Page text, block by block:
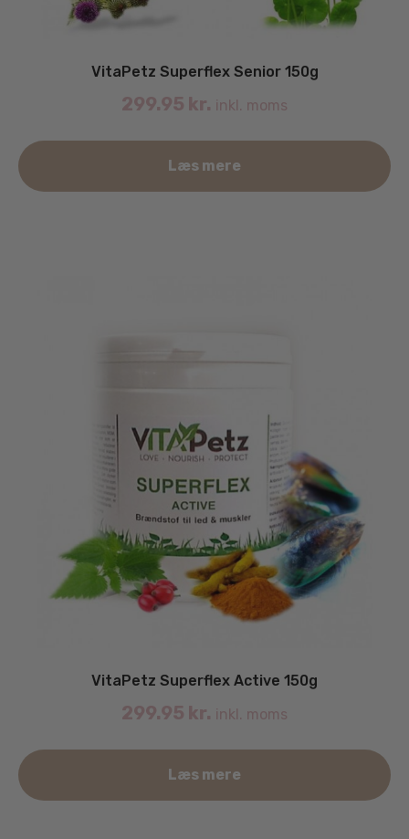
VitaPetz Superflex Senior 150g
299.95 kr. inkl. moms
Læs mere
VitaPetz Superflex Active 150g
299.95 kr. inkl. moms
Læs mere